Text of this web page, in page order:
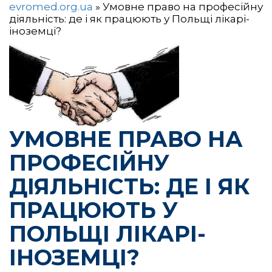
evromed.org.ua » Умовне право на професійну
діяльність: де і як працюють у Польщі лікарі-
іноземці?
УМОВНЕ ПРАВО НА
ПРОФЕСІЙНУ
ДІЯЛЬНІСТЬ: ДЕ І ЯК
ПРАЦЮЮТЬ У
ПОЛЬЩІ ЛІКАРІ-
ІНОЗЕМЦІ?